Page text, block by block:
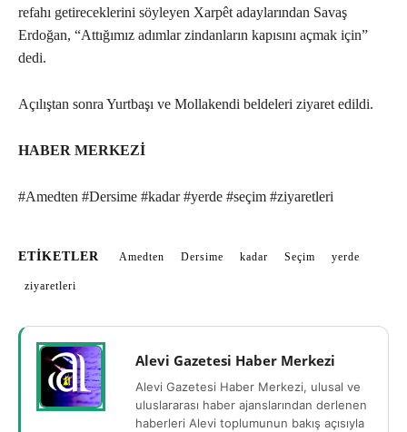
refahı getireceklerini söyleyen Xarpêt adaylarından Savaş
Erdoğan, “Attığımız adımlar zindanların kapısını açmak için”
dedi.
Açılıştan sonra Yurtbaşı ve Mollakendi beldeleri ziyaret edildi.
HABER MERKEZİ
#Amedten #Dersime #kadar #yerde #seçim #ziyaretleri
ETIKETLER Amedten Dersime kadar Seçim yerde
ziyaretleri
Alevi Gazetesi Haber Merkezi
Alevi Gazetesi Haber Merkezi, ulusal ve
uluslararası haber ajanslarından derlenen
haberleri Alevi toplumunun bakış açısıyla